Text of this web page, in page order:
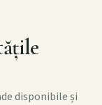
disponibile și